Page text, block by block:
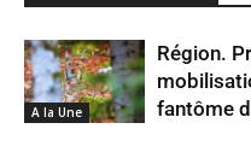
A la Une
Région.
fantôme